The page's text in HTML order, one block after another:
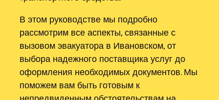
В этом руководстве мы подробно
рассмотрим все аспекты, связанные с
вызовом эвакуатора в Ивановском, от
выбора надежного поставщика услуг до
оформления необходимых документов. Мы
поможем вам быть готовым к